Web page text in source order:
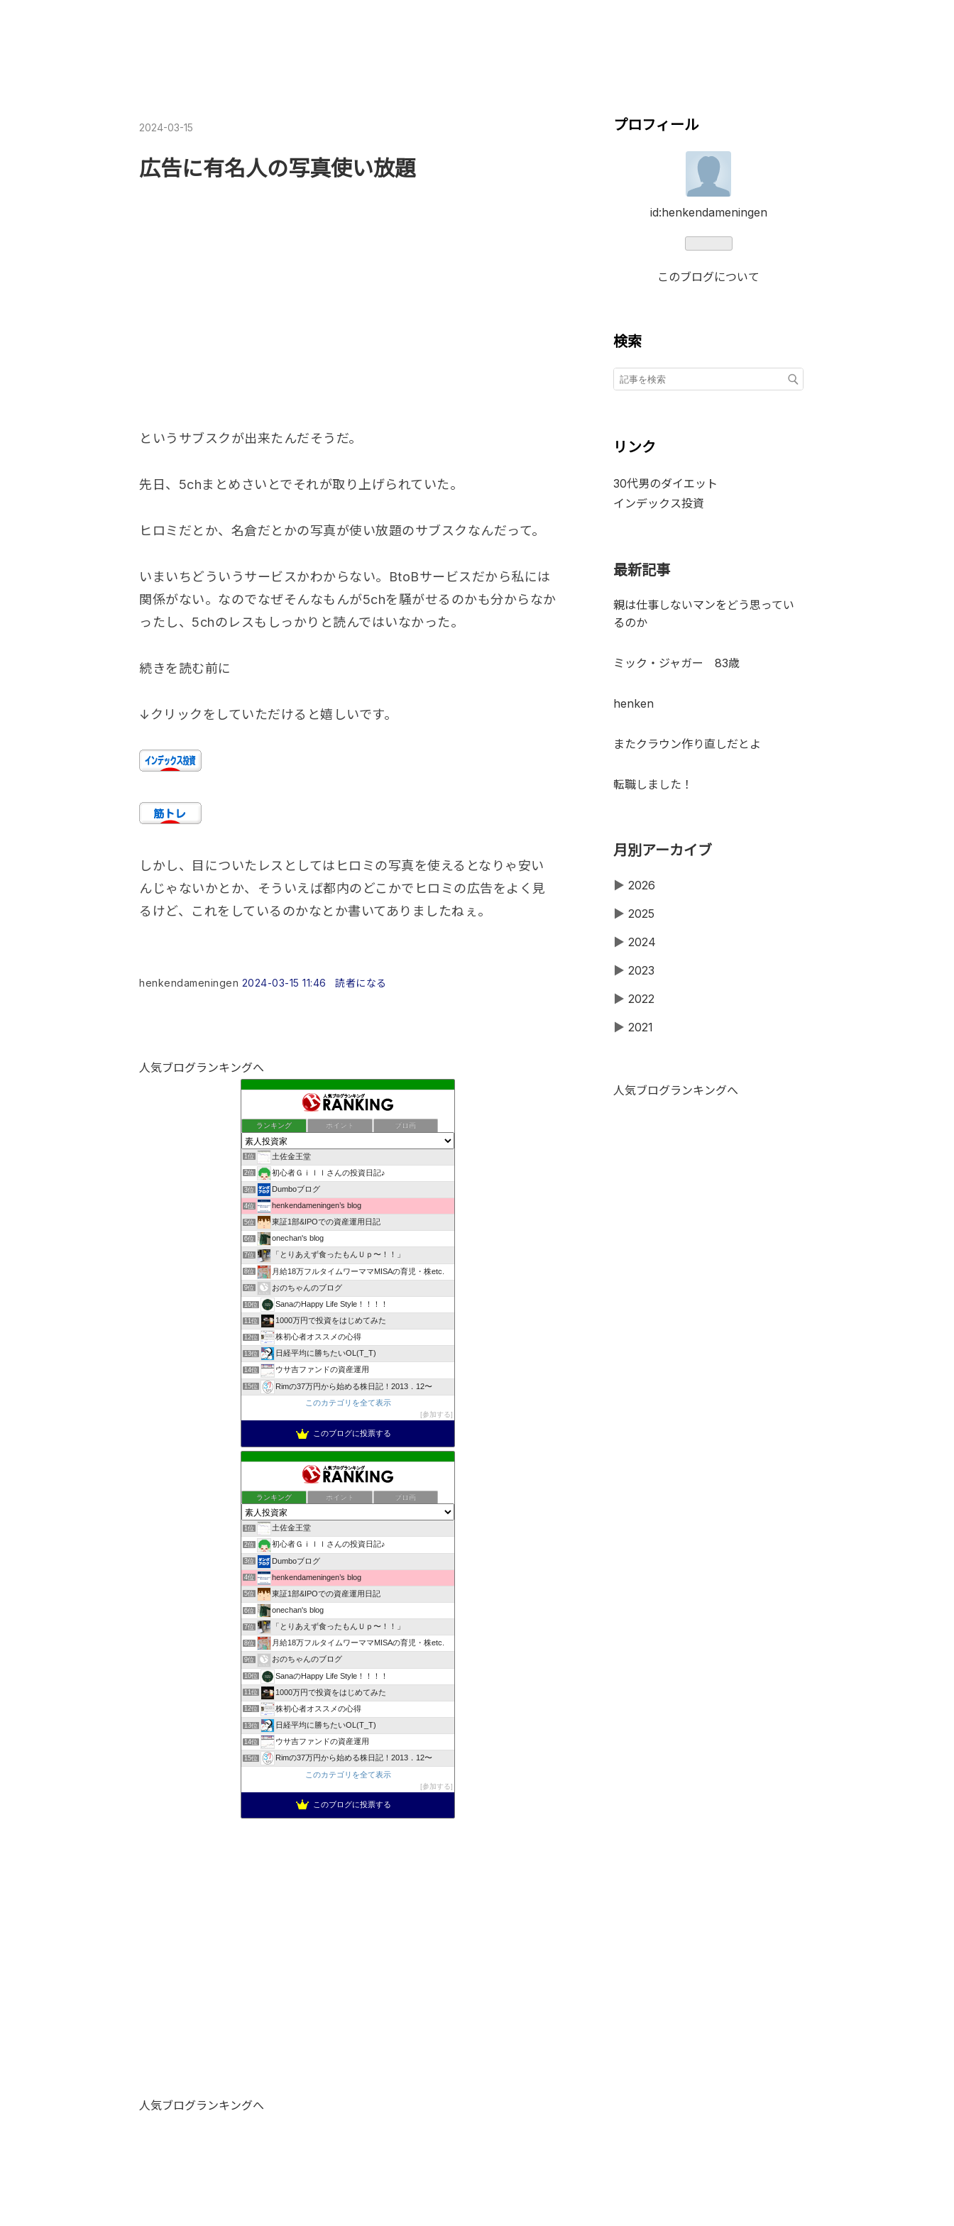
2024-03-15
広告に有名人の写真使い放題
というサブスクが出来たんだそうだ。
先日、5chまとめさいとでそれが取り上げられていた。
ヒロミだとか、名倉だとかの写真が使い放題のサブスクなんだって。
いまいちどういうサービスかわからない。BtoBサービスだから私には
関係がない。なのでなぜそんなもんが5chを騒がせるのかも分からなか
ったし、5chのレスもしっかりと読んではいなかった。
続きを読む前に
↓クリックをしていただけると嬉しいです。
しかし、目についたレスとしてはヒロミの写真を使えるとなりゃ安い
んじゃないかとか、そういえば都内のどこかでヒロミの広告をよく見
るけど、これをしているのかなとか書いてありましたねぇ。
henkendameningen 2024-03-15 11:46 読者になる
人気ブログランキングへ
ランキング ポイント ブロ画
1位 土佐金王堂
2位 初心者Ｇｉｌｌさんの投資日記♪
3位 Dumboブログ
4位 henkendameningen’s blog
5位 東証1部&IPOでの資産運用日記
6位 onechan's blog
7位 「とりあえず食ったもんＵｐ〜！！」
8位 月給18万フルタイムワーママMISAの育児・株etc.
9位 おのちゃんのブログ
10位 SanaのHappy Life Style！！！！
11位 1000万円で投資をはじめてみた
12位 株初心者オススメの心得
13位 日経平均に勝ちたいOL(T_T)
14位 ウサ吉ファンドの資産運用
15位
Rimの37万円から始める株日記！2013．12〜
このカテゴリを全て表示
参加する
このブログに投票する
ランキング ポイント ブロ画
1位 土佐金王堂
2位 初心者Ｇｉｌｌさんの投資日記♪
3位 Dumboブログ
4位 henkendameningen’s blog
5位 東証1部&IPOでの資産運用日記
6位 onechan's blog
7位 「とりあえず食ったもんＵｐ〜！！」
8位 月給18万フルタイムワーママMISAの育児・株etc.
9位 おのちゃんのブログ
10位 SanaのHappy Life Style！！！！
11位 1000万円で投資をはじめてみた
12位 株初心者オススメの心得
13位 日経平均に勝ちたいOL(T_T)
14位 ウサ吉ファンドの資産運用
15位
Rimの37万円から始める株日記！2013．12〜
このカテゴリを全て表示
参加する
このブログに投票する
人気ブログランキングへ
プロフィール
id:henkendameningen
このブログについて
検索
リンク
30代男のダイエット
インデックス投資
最新記事
親は仕事しないマンをどう思ってい
るのか
ミック・ジャガー 83歳
henken
またクラウン作り直しだとよ
転職しました！
月別アーカイブ
▶ 2026
▶ 2025
▶ 2024
▶ 2023
▶ 2022
▶ 2021
人気ブログランキングへ